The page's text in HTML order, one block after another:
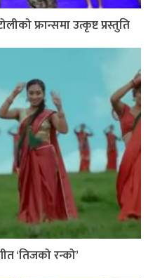
फ्रान्समा उत्कृष्ट प्रस्तुति
‘तिजको रन्को’